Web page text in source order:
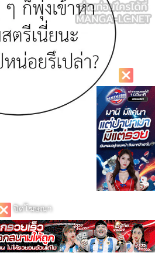
ปิดโฆษณา